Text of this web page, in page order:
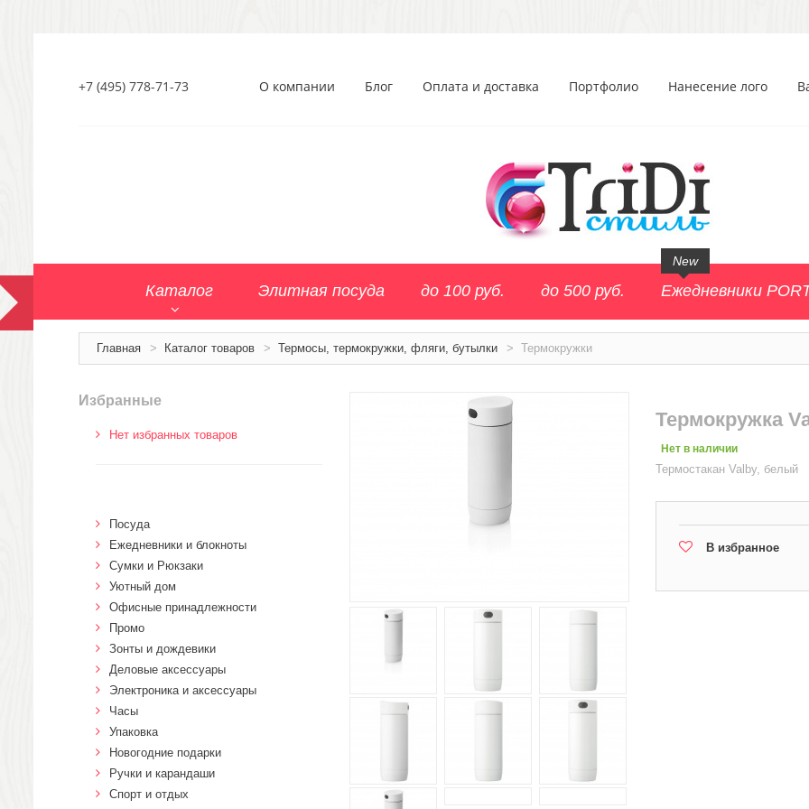
+7 (495) 778-71-73 О компании Блог Оплата и доставка Портфолио Нанесение лого
Каталог Элитная посуда до 100 руб. до 500 руб. Ежедневники
New
Главная > Каталог товаров > Термосы, термокружки, фляги, бутылки > Термокружки
Термокружка
Нет в наличии
Термостакан Valby, белый
В избранное
Избранные
Нет избранных товаров
Посуда
Ежедневники и блокноты
Сумки и Рюкзаки
Уютный дом
Офисные принадлежности
Промо
Зонты и дождевики
Деловые аксессуары
Электроника и аксессуары
Часы
Упаковка
Новогодние подарки
Ручки и карандаши
Спорт и отдых